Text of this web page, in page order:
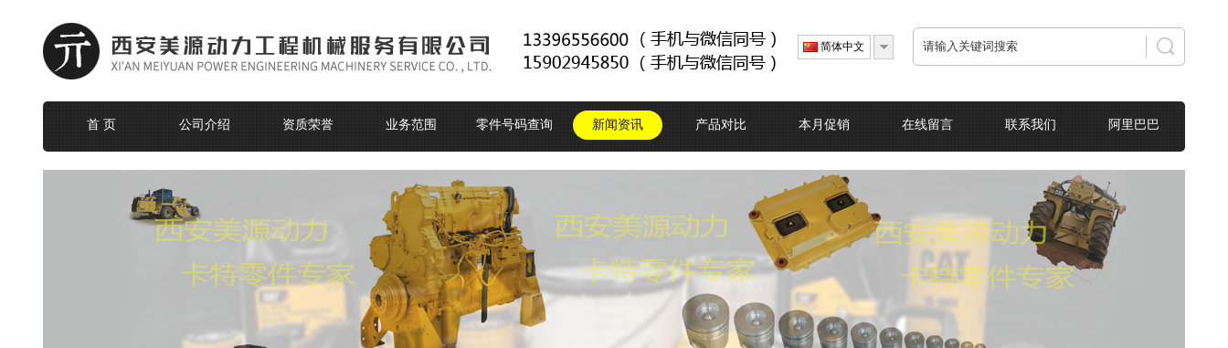
简体中文
首 页 公司介绍 资质荣誉 业务范围 零件号码查询 新闻资讯 产品对比 本月促销 在线留言 联系我们 阿里巴巴